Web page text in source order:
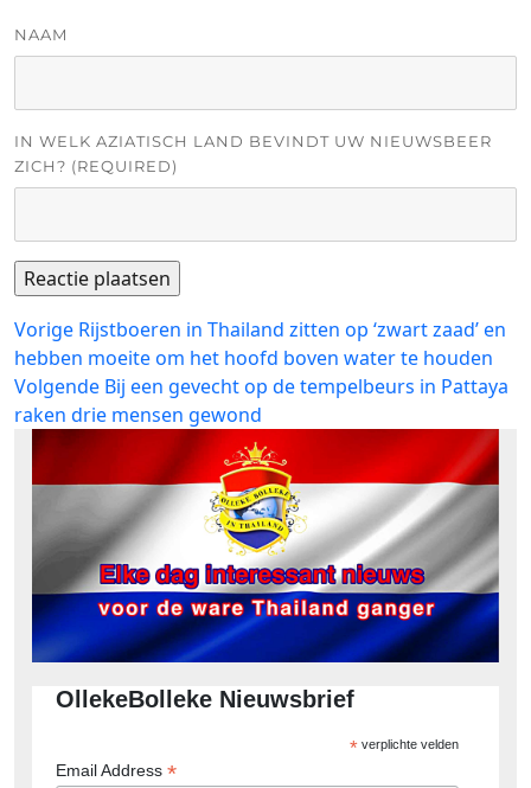
NAAM
IN WELK AZIATISCH LAND BEVINDT UW NIEUWSBEER
ZICH? (REQUIRED)
Bericht
navigatie
Vorige Vorig
bericht:
Rijstboeren in Thailand zitten op ‘zwart zaad’ en
hebben moeite om het hoofd boven water te houden
Volgende Volgend
bericht:
Bij een gevecht op de tempelbeurs in Pattaya
raken drie mensen gewond
OllekeBolleke Nieuwsbrief
*verplichte velden
Email Address *